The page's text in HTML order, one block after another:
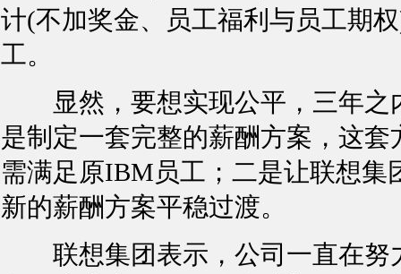
计(不加奖金、员工福利与员工期
工。
显然，要想实现公平，三年之
是制定一套完整的薪酬方案，这
需满足原IBM员工；二是让联想集
新的薪酬方案平稳过渡。
联想集团表示，公司一直在努